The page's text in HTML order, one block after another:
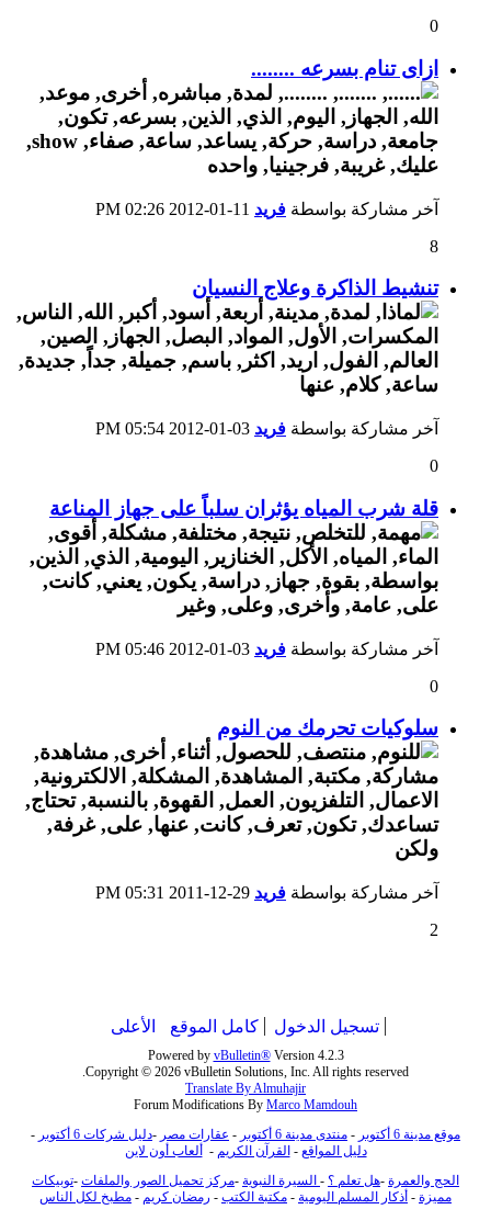
0
ازاى تنام بسرعه ........
آخر مشاركة بواسطة فريد
02:26 PM
8
تنشيط الذاكرة وعلاج النسيان
آخر مشاركة بواسطة فريد
05:54 PM
0
قلة شرب المياه يؤثران سلباً على جهاز المناعة
آخر مشاركة بواسطة فريد
05:46 PM
0
سلوكيات تحرمك من النوم
آخر مشاركة بواسطة فريد
05:31 PM
2
تسجيل الدخول كامل الموقع الأعلى
Powered by vBulletin®Version 4.2.3
Copyright © 2026 vBulletin Solutions, Inc. All rights reserved.
Translate By Almuhajir
Forum Modifications By Marco Mamdouh
موقع مدينة 6 أكتوبر
- منتدى مدينة 6 أكتوبر - عقارات مصر -دليل شركات 6 أكتوبر
-
دليل المواقع - القرآن الكريم -
ألعاب أون لاين
الحج والعمرة -هل تعلم ؟ - السيرة النبوية -مركز تحميل الصور والملفات -توبيكات
مميزة - أذكار المسلم اليومية - مكتبة الكتب - رمضان كريم - مطبخ لكل الناس